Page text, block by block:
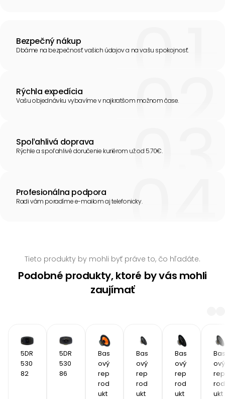
Bezpečný nákup
Dbáme na bezpečnosť vašich údajov a na vašu spokojnosť.
Rýchla expedícia
Vašu objednávku vybavíme v najkratšom možnom čase.
Spoľahlivá doprava
Rýchle a spoľahlivé doručenie kuriérom už od 5.70€.
Profesionálna podpora
Radi vám poradíme e-mailom aj telefonicky.
Tieto produkty by mohli byť práve to, čo hľadáte.
Podobné produkty, ktoré by vás mohli
zaujímať
5DR
530
82
5DR
530
86
Bas
ový
rep
rod
ukt
Bas
ový
rep
rod
ukt
Bas
ový
rep
rod
ukt
Bas
ový
rep
rod
ukt